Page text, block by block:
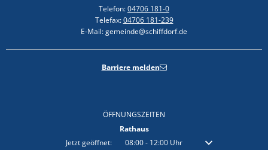
Telefon:04706 181-0
Telefax:04706 181-239
E-Mail: gemeinde@schiffdorf.de
Barriere melden
ÖFFNUNGSZEITEN
Rathaus
Klicken, um weitere Öffnungs- oder Schließzeiten auszublenden
Jetzt geöffnet: 08:00- 12:00Uhr Von 08:00 bis 12:00